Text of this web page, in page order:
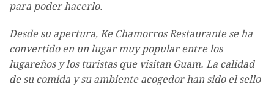
para poder hacerlo.
Desde su apertura, Ke Chamorros Restaurante se ha
convertido en un lugar muy popular entre los
lugareños y los turistas que visitan Guam. La calidad
de su comida y su ambiente acogedor han sido el sello